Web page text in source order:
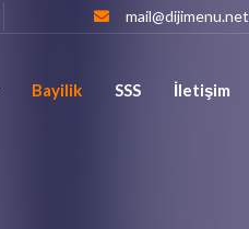
mail@dijimenu.net
Bayilik SSS İletişim